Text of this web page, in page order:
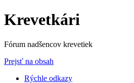
Krevetkári
Fórum nadšencov krevetiek
Prejsť na obsah
Rýchle odkazy